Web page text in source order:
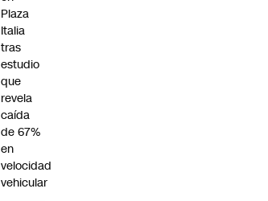
Plaza
Italia
tras
estudio
que
revela
caída
de 67%
en
velocidad
vehicular